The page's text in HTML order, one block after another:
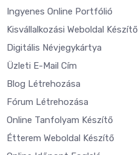
Ingyenes Online Portfólió
Kisvállalkozási Weboldal Készítő
Digitális Névjegykártya
Üzleti E-Mail Cím
Blog Létrehozása
Fórum Létrehozása
Online Tanfolyam Készítő
Étterem Weboldal Készítő